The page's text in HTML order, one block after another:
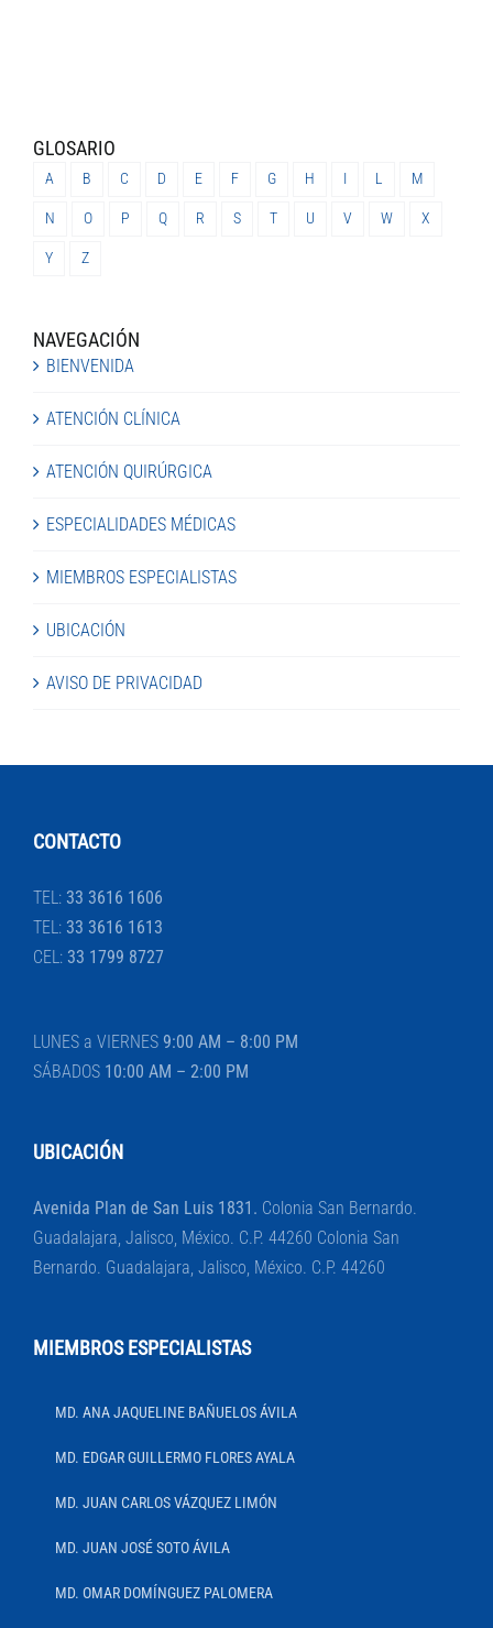
GLOSARIO
A B C D E F G H I L M
N O P Q R S T U V W X
Y Z
NAVEGACIÓN
BIENVENIDA
ATENCIÓN CLÍNICA
ATENCIÓN QUIRÚRGICA
ESPECIALIDADES MÉDICAS
MIEMBROS ESPECIALISTAS
UBICACIÓN
AVISO DE PRIVACIDAD
CONTACTO
TEL: 33 3616 1606
TEL: 33 3616 1613
CEL: 33 1799 8727
LUNES a VIERNES 9:00 AM – 8:00 PM
SÁBADOS 10:00 AM – 2:00 PM
UBICACIÓN
Avenida Plan de San Luis 1831. Colonia San Bernardo.
Guadalajara, Jalisco, México. C.P. 44260 Colonia San
Bernardo. Guadalajara, Jalisco, México. C.P. 44260
MIEMBROS ESPECIALISTAS
MD. ANA JAQUELINE BAÑUELOS ÁVILA
MD. EDGAR GUILLERMO FLORES AYALA
MD. JUAN CARLOS VÁZQUEZ LIMÓN
MD. JUAN JOSÉ SOTO ÁVILA
MD. OMAR DOMÍNGUEZ PALOMERA